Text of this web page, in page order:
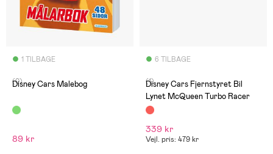
1 TILBAGE
(0)
Disney Cars Malebog
89 kr
6 TILBAGE
(1)
Disney Cars Fjernstyret Bil
Lynet McQueen Turbo Racer
339 kr
Vejl. pris: 479 kr